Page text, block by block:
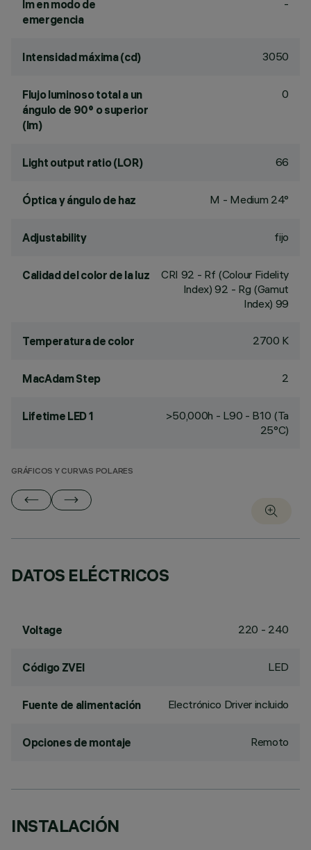
lm en modo de
emergencia
-
Intensidad máxima (cd) 3050
Flujo luminoso total a un
ángulo de 90° o superior
(lm)
0
Light output ratio (LOR) 66
Óptica y ángulo de haz M - Medium 24°
Adjustability fijo
Calidad del color de la luz CRI 92 - Rf (Colour Fidelity
Index) 92 - Rg (Gamut
Index) 99
Temperatura de color 2700 K
MacAdam Step 2
Lifetime LED 1
>50,000h - L90 - B10 (Ta
25°C)
GRÁFICOS Y CURVAS POLARES
DATOS ELÉCTRICOS
Voltage 220 - 240
Código ZVEI LED
Fuente de alimentación Electrónico Driver incluido
Opciones de montaje Remoto
INSTALACIÓN